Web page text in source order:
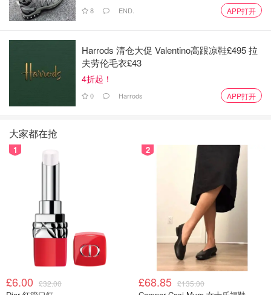
8 END. APP打开
Harrods 清仓大促 Valentino高跟凉鞋£495 拉
夫劳伦毛衣£43
4折起！
0 Harrods APP打开
大家都在抢
1
£6.00 £32.00
2
£68.85 £135.00